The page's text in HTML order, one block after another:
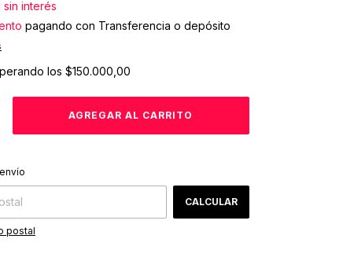
sin interés
pagando con Transferencia o depósito
los $150.000,00
CALCULAR
postal